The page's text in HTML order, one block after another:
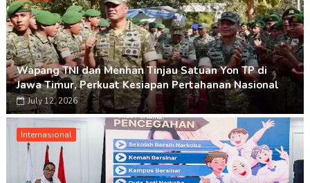
Wapang TNI dan Menhan Tinjau Satuan Yon TP di
Jawa Timur, Perkuat Kesiapan Pertahanan Nasional
July 12, 2026
Internasional